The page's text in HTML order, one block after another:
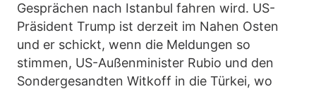
Gesprächen nach Istanbul fahren wird. US-
Präsident Trump ist derzeit im Nahen Osten
und er schickt, wenn die Meldungen so
stimmen, US-Außenminister Rubio und den
Sondergesandten Witkoff in die Türkei, wo